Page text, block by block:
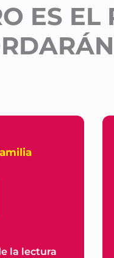
ES EL
la lectura